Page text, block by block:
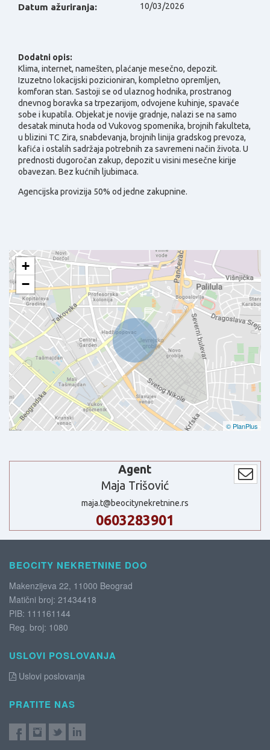
Datum ažuriranja: 10/03/2026
Dodatni opis:
Klima, internet, namešten, plaćanje mesečno, depozit.
Izuzetno lokacijski pozicioniran, kompletno opremljen,
komforan stan. Sastoji se od ulaznog hodnika, prostranog
dnevnog boravka sa trpezarijom, odvojene kuhinje, spavaće
sobe i kupatila. Objekat je novije gradnje, nalazi se na samo
desatak minuta hoda od Vukovog spomenika, brojnih fakulteta,
u blizini TC Zira, snabdevanja, brojnih linija gradskog prevoza,
kafića i ostalih sadržaja potrebnih za savremeni način života. U
prednosti dugoročan zakup, depozit u visini mesečne kirije
obavezan. Bez kućnih ljubimaca.
Agencijska provizija 50% od jedne zakupnine.
+
−
© PlanPlus
Agent
Maja Trišović
maja.t@beocitynekretnine.rs
0603283901
BEOCITY NEKRETNINE DOO
Makenzijeva 22, 11000 Beograd
Matični broj: 21434418
PIB: 111161144
Reg. broj: 1080
USLOVI POSLOVANJA
Uslovi poslovanja
PRATITE NAS